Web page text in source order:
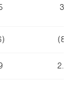
3.171
(808)
2.363